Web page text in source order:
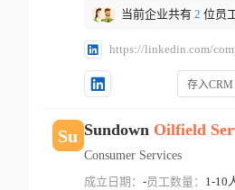
当前企业共有 2 位员
https://linkedin.com/
存入CRM
Su Sundown Oilfield
Consumer Services
成立日期： -员工数量： 1-10